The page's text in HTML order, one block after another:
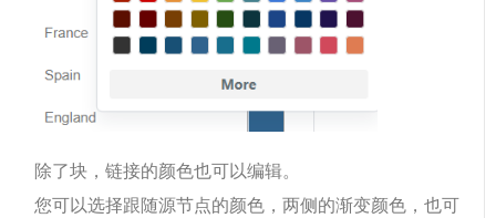
除了块，链接的颜色也可以编辑。
您可以选择跟随源节点的颜色，两侧的渐变颜色，也可